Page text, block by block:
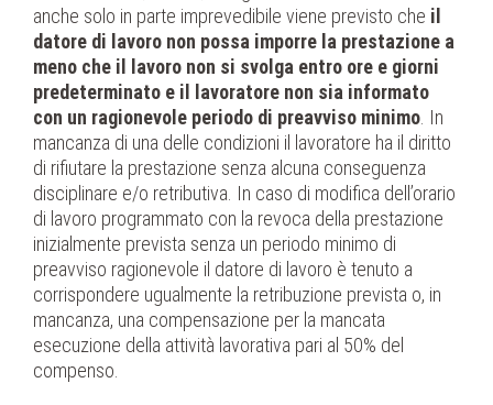
anche solo in parte imprevedibile viene previsto che il
datore di lavoro non possa imporre la prestazione a
meno che il lavoro non si svolga entro ore e giorni
predeterminato e il lavoratore non sia informato
con un ragionevole periodo di preavviso minimo. In
mancanza di una delle condizioni il lavoratore ha il diritto
di rifiutare la prestazione senza alcuna conseguenza
disciplinare e/o retributiva. In caso di modifica dell’orario
di lavoro programmato con la revoca della prestazione
inizialmente prevista senza un periodo minimo di
preavviso ragionevole il datore di lavoro è tenuto a
corrispondere ugualmente la retribuzione prevista o, in
mancanza, una compensazione per la mancata
esecuzione della attività lavorativa pari al 50% del
compenso.